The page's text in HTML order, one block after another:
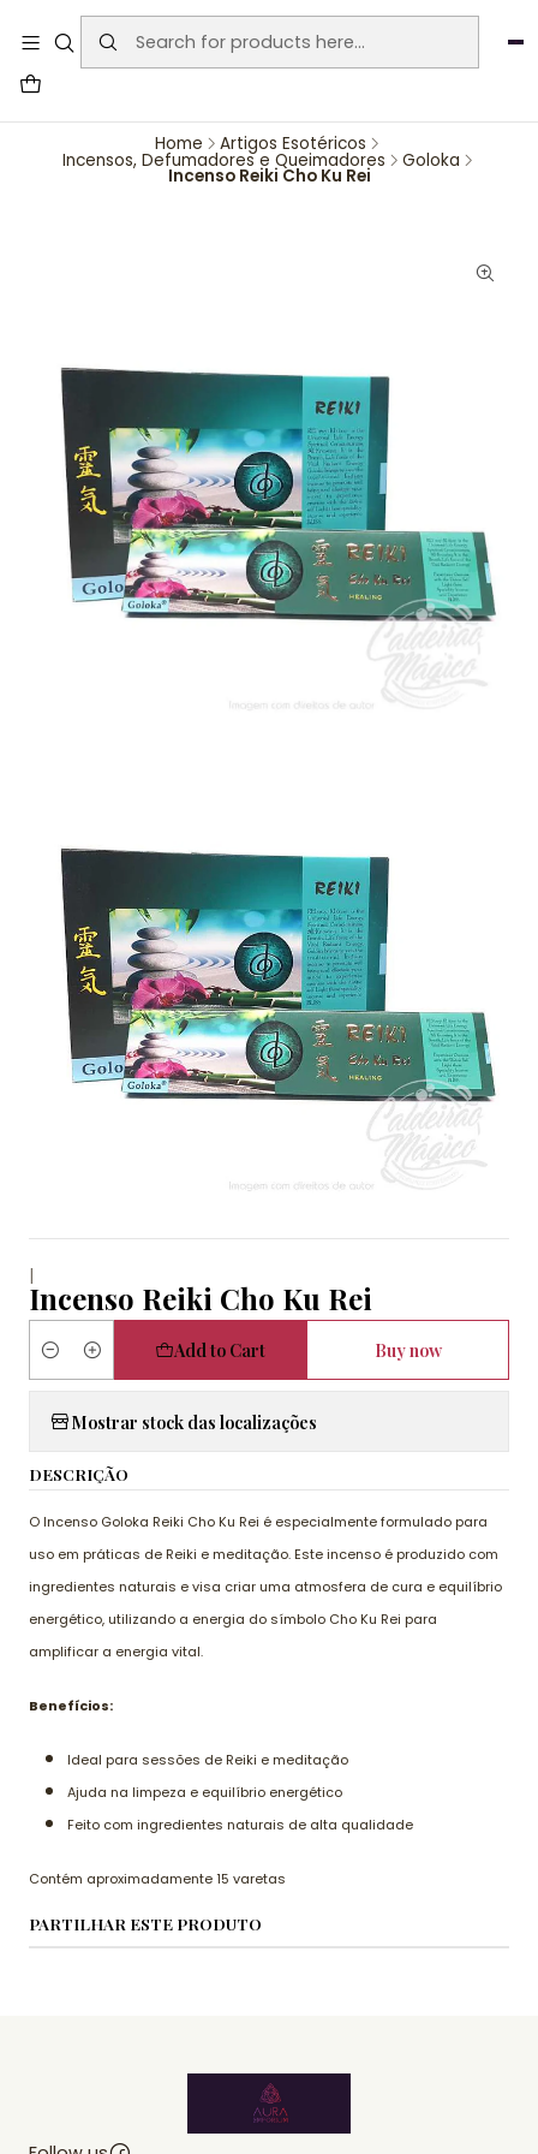
User-agent: * Allow: / Sitemap:
https://www.auraemporium.pt/sitemap.xml
Home Artigos Esotéricos
Incensos, Defumadores e Queimadores Goloka
Incenso Reiki Cho Ku Rei
|
Incenso Reiki Cho Ku Rei
Quantity
Add to Cart Buy now
Mostrar stock das localizações
DESCRIÇÃO
O Incenso Goloka Reiki Cho Ku Rei é especialmente formulado para
uso em práticas de Reiki e meditação. Este incenso é produzido com
ingredientes naturais e visa criar uma atmosfera de cura e equilíbrio
energético, utilizando a energia do símbolo Cho Ku Rei para
amplificar a energia vital.
Benefícios:
Ideal para sessões de Reiki e meditação
Ajuda na limpeza e equilíbrio energético
Feito com ingredientes naturais de alta qualidade
Contém aproximadamente 15 varetas
PARTILHAR ESTE PRODUTO